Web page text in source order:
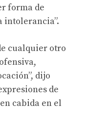
forma de
intolerancia”.
cualquier otro
dijo
de
cabida en el